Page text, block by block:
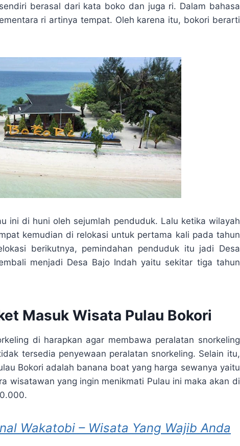
berasal dari kata boko dan juga ri. Dalam bahasa
ri artinya tempat. Oleh karena itu, bokori berarti
ini di huni oleh sejumlah penduduk. Lalu ketika wilayah
kemudian di relokasi untuk pertama kali pada tahun
berikutnya, pemindahan penduduk itu jadi Desa
menjadi Desa Bajo Indah yaitu sekitar tiga tahun
Masuk Wisata Pulau Bokori
di harapkan agar membawa peralatan snorkeling
tersedia penyewaan peralatan snorkeling. Selain itu,
Bokori adalah banana boat yang harga sewanya yaitu
wisatawan yang ingin menikmati Pulau ini maka akan di
Wakatobi – Wisata Yang Wajib Anda